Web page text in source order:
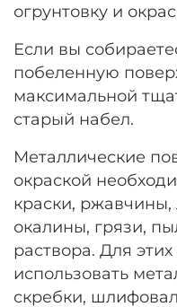
огрунтовку и
Если вы
побеленную
максимальной
старый набел.
Металлические
окраской
краски,
окалины, грязи,
раствора. Для
использовать
скребки,